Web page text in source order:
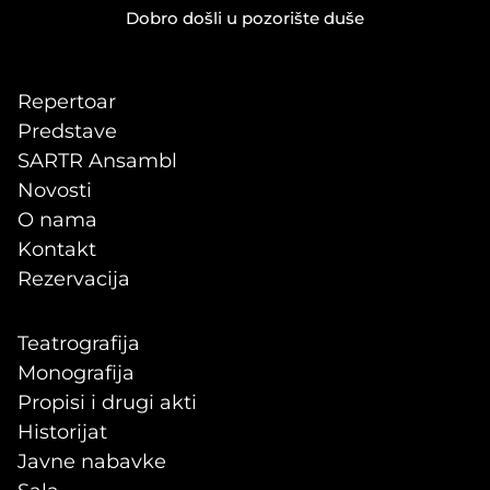
Dobro došli u pozorište duše
Repertoar
Predstave
SARTR Ansambl
Novosti
O nama
Kontakt
Rezervacija
Teatrografija
Monografija
Propisi i drugi akti
Historijat
Javne nabavke